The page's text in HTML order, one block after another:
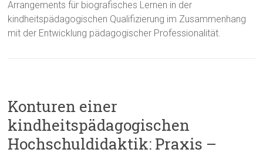
Arrangements für biografisches Lernen in der
kindheitspädagogischen Qualifizierung im Zusammenhang
mit der Entwicklung pädagogischer Professionalität.
Konturen einer
kindheitspädagogischen
Hochschuldidaktik: Praxis –